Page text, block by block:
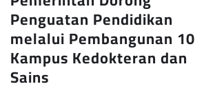
Penguatan Pendidikan
melalui Pembangunan 10
Kampus Kedokteran dan
Sains